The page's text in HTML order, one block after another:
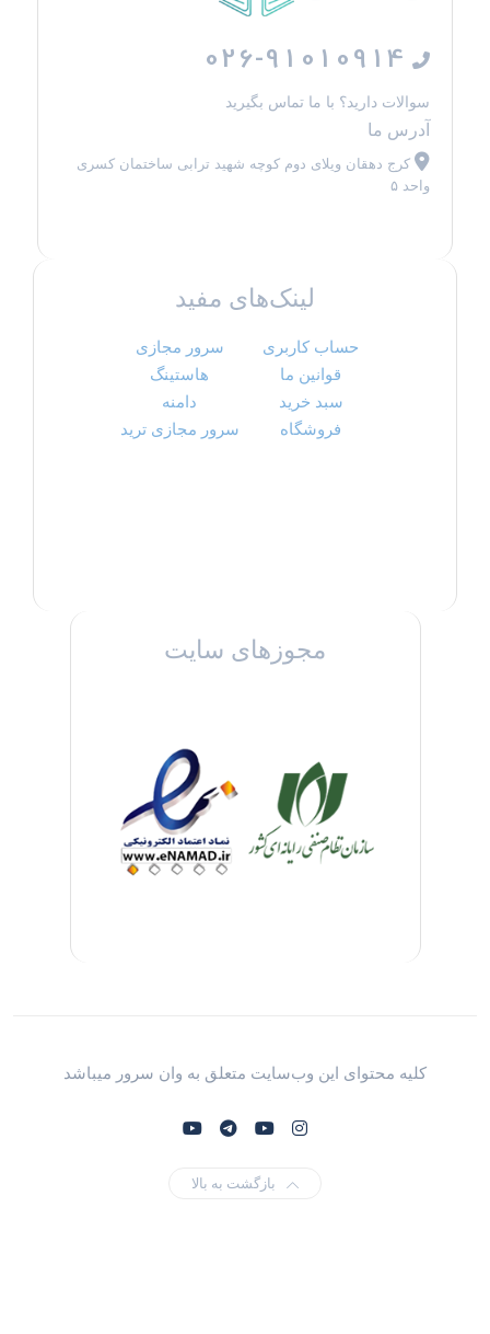
026-91010914
سوالات دارید؟ با ما تماس بگیرید
آدرس ما
کرج دهقان ویلای دوم کوچه شهید ترابی ساختمان کسری
واحد ۵
لینک‌های مفید
حساب کاربری
قوانین ما
سبد خرید
فروشگاه
سرور مجازی
هاستینگ
دامنه
سرور مجازی ترید
مجوزهای سایت
کلیه محتوای این وب‌سایت متعلق به وان سرور میباشد
بازگشت به بالا